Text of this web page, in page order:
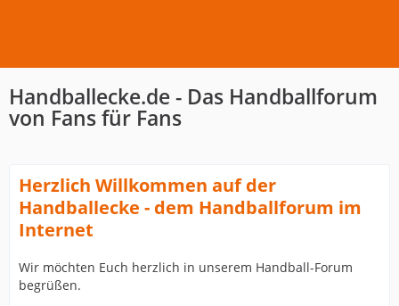
Handballecke.de - Das Handballforum
von Fans für Fans
Herzlich Willkommen auf der
Handballecke - dem Handballforum im
Internet
Wir möchten Euch herzlich in unserem Handball-Forum
begrüßen.